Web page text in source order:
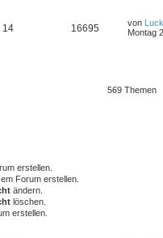
14 16695 von
Montag
569 Themen
erstellen.
Forum erstellen.
ändern.
löschen.
erstellen.